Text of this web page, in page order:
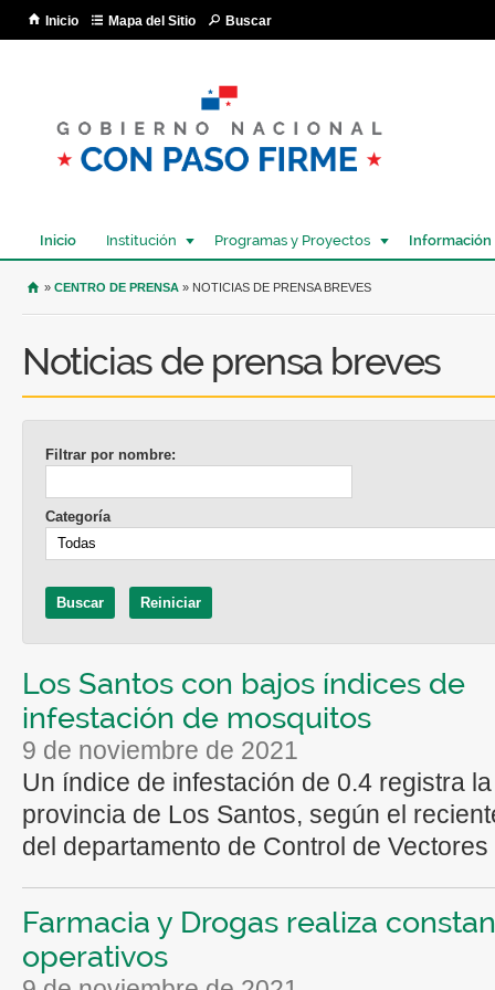
Inicio Mapa del Sitio Buscar
Inicio Institución Programas y Proyectos Información
USTED SE ENCUENTRA AQUÍ
» CENTRO DE PRENSA » NOTICIAS DE PRENSA BREVES
Noticias de prensa breves
Filtrar por nombre:
Categoría
Los Santos con bajos índices de
infestación de mosquitos
9 de noviembre de 2021
Un índice de infestación de 0.4 registra la
provincia de Los Santos, según el
del departamento de Control de Vectores
Farmacia y Drogas realiza
operativos